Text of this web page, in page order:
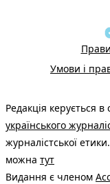
Умови і
Редакція керується в
українського
журналістської
можна тут
Видання є членом